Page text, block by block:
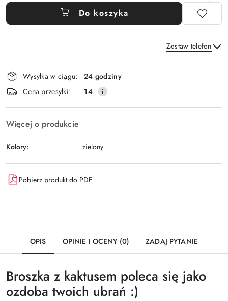
Do koszyka
Zostaw telefon
Wyślij
Dostępność
i
dostawa
Wysyłka w ciągu:
24 godziny
Cena przesyłki:
14
Więcej o produkcie
Kolory: zielony
Pobierz produkt do PDF
OPIS OPINIE I OCENY (0) ZADAJ PYTANIE
Broszka z kaktusem poleca się jako
ozdoba twoich ubrań :)